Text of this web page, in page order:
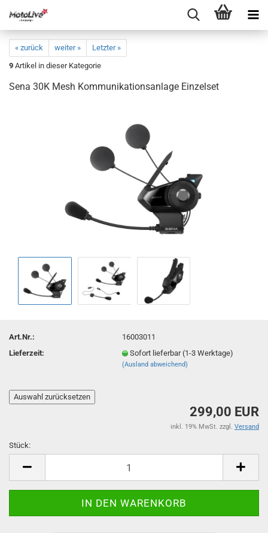
« zurück weiter »
Letzter »
9 Artikel in dieser Kategorie
Sena 30K Mesh Kommunikationsanlage Einzelset
Art.Nr.:
16003011
Lieferzeit:
Sofort lieferbar (1-3 Werktage)
(Ausland abweichend)
299,00 EUR
inkl. 19% MwSt. zzgl. Versand
Stück: